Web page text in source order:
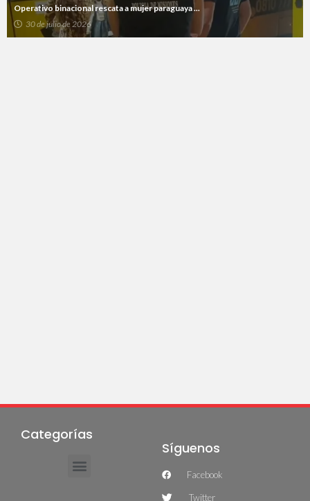
Operativo binacional rescata a mujer paraguaya ...
30 de julio de 2026
Categorías
Síguenos
Facebook
Twitter